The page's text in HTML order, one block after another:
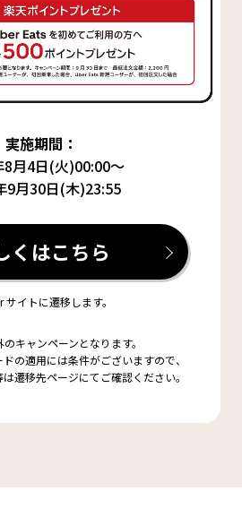
実施期間：
8月4日(火)00:00～
9月30日(木)23:55
くはこちら
イトに遷移します。
キャンペーンとなります。
の適用には条件がございますので、
遷移先ページにてご確認ください。